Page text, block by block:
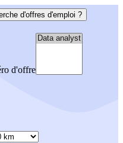
d'offres d'emploi ?
d'offre